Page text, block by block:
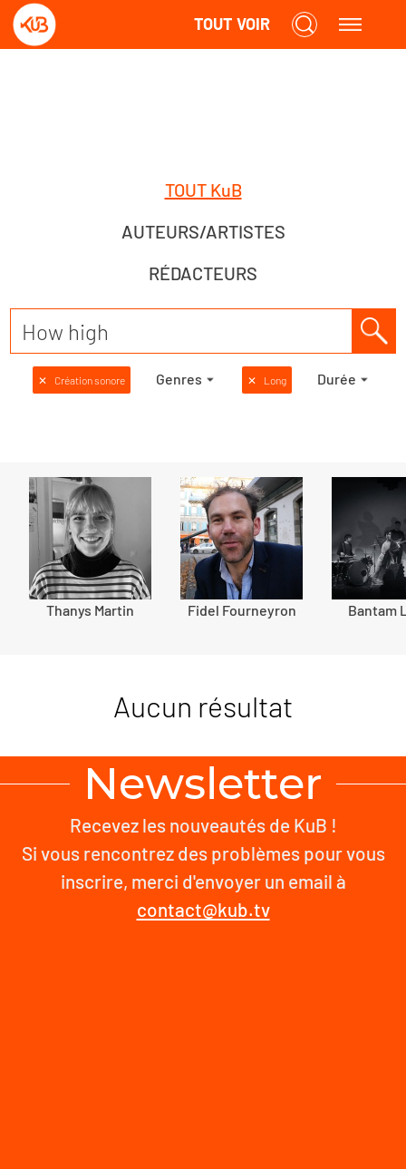
TOUT VOIR
TOUT KuB
AUTEURS/ARTISTES
RÉDACTEURS
✕ Création sonore Genres ✕ Long Durée
Thanys Martin Fidel Fourneyron Bantam
Aucun résultat
Newsletter
Recevez les nouveautés de KuB !
Si vous rencontrez des problèmes pour vous
inscrire, merci d'envoyer un email à
contact@kub.tv